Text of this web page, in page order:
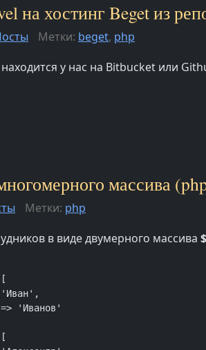
на хостинг Beget из
Метки: beget, php
у нас на Bitbucket или
массива
Метки: php
в виде двумерного массива $